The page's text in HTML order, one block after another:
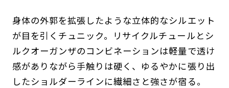
身体の外郭を拡張したような立体的なシルエット
が目を引くチュニック。リサイクルチュールとシ
ルクオーガンザのコンビネーションは軽量で透け
感がありながら手触りは硬く、ゆるやかに張り出
したショルダーラインに繊細さと強さが宿る。